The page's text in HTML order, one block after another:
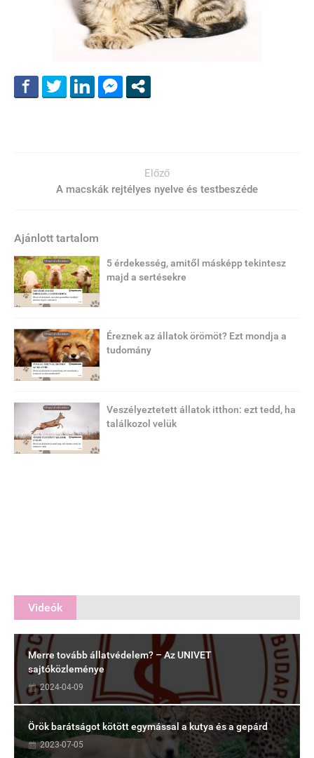
Előző
A macskák rejtélyes nyelve és testbeszéde
Ajánlott tartalom
5 érdekesség, amitől másképp tekintesz
majd a sertésekre
Éreznek az állatok örömöt? Ezt mondja a
tudomány
Veszélyeztetett állatok itthon: ezt tedd, ha
találkozol velük
Videók
Merre tovább állatvédelem? – Az UNIVET
sajtóközleménye
2024-04-09
Örök barátságot kötött egymással a kutya és a gepárd
2023-07-05